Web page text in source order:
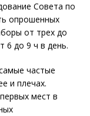
Совета по
опрошенных
от трех до
6 до 9 ч в день.
частые
и плечах.
мест в